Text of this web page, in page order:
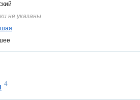
не указаны
4